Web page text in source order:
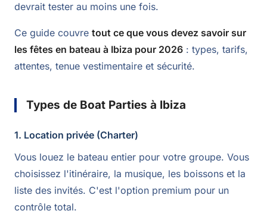
devrait tester au moins une fois.
Ce guide couvre tout ce que vous devez savoir sur
les fêtes en bateau à Ibiza pour 2026 : types, tarifs,
attentes, tenue vestimentaire et sécurité.
Types de Boat Parties à Ibiza
1. Location privée (Charter)
Vous louez le bateau entier pour votre groupe. Vous
choisissez l'itinéraire, la musique, les boissons et la
liste des invités. C'est l'option premium pour un
contrôle total.